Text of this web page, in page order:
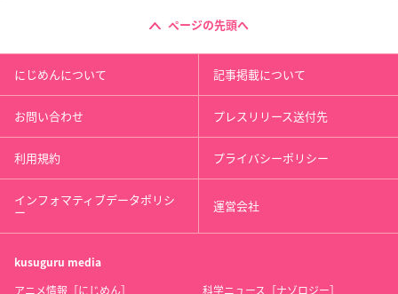
ページの先頭へ
にじめんについて 記事掲載について
お問い合わせ プレスリリース送付先
利用規約 プライバシーポリシー
インフォマティブデータポリシ
ー 運営会社
kusuguru media
アニメ情報［にじめん］ 科学ニュース［ナゾロジー］